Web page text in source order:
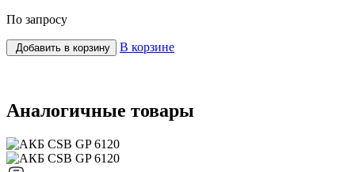
По запросу
Добавить в корзину В корзине
Аналогичные товары